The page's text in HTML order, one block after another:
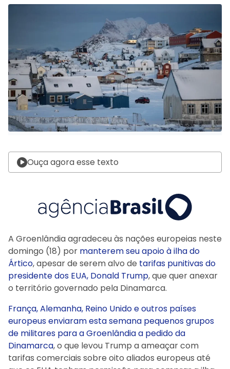
Ouça agora esse texto
A Groenlândia agradeceu às nações europeias neste
domingo (18) por manterem seu apoio à ilha do
Ártico, apesar de serem alvo de tarifas punitivas do
presidente dos EUA, Donald Trump, que quer anexar
o território governado pela Dinamarca.
França, Alemanha, Reino Unido e outros países
europeus enviaram esta semana pequenos grupos
de militares para a Groenlândia a pedido da
Dinamarca, o que levou Trump a ameaçar com
tarifas comerciais sobre oito aliados europeus até